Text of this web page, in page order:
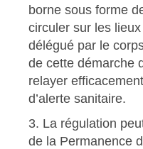
borne sous forme
circuler sur les
délégué par le
de cette démarche
relayer
d’alerte sanitaire.
3. La régulation
de la Permanence